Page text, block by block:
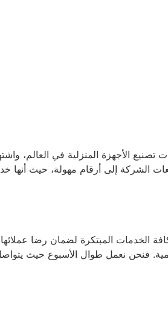
أقوى شركات تصنيع الأجهزة المنزلية في
الشركة إلى أرقام مهولة، حيث أنها
الخدمات المبتكرة لضمان رضا
فنحن نعمل طوال الأسبوع حيث